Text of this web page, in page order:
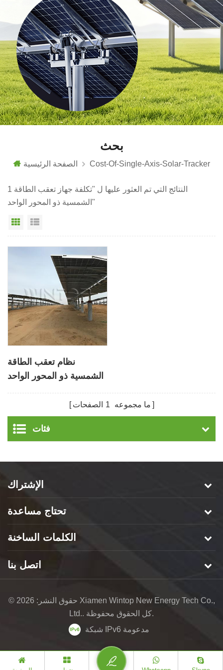
بحث
الصفحة الرئيسية Cost-Of-Single-Axis-Solar-Tracker
1 النتائج التي تم العثور عليها ل "تكلفة جهاز تعقب الطاقة
الشمسية ذو المحور الواحد"
عرض شبكي
نظام تعقب الطاقة
الشمسية ذو المحور الواحد
ما مجموعه 1 الصفحات
فئات
الإشتراك
تحتاج مساعدة
الكلمات الساخنة
اتصل بنا
© حقوق النشر: 2026 Xiamen Wintop New Energy Tech Co.,
Ltd.. كل الحقوق محفوظة.
شبكة IPv6 مدعومة